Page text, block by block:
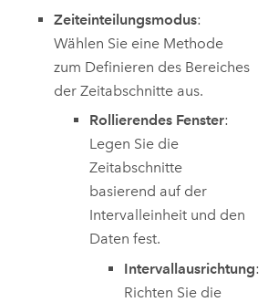
Zeiteinteilungsmodus:
Wählen Sie eine Methode
zum Definieren des Bereiches
der Zeitabschnitte aus.
Rollierendes Fenster:
Legen Sie die
Zeitabschnitte
basierend auf der
Intervalleinheit und den
Daten fest.
Intervallausrichtung:
Richten Sie die